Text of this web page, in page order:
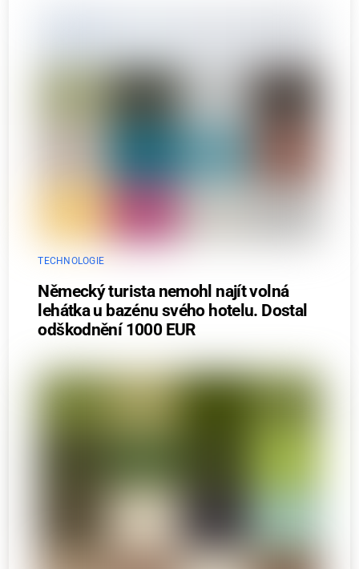
TECHNOLOGIE
Německý turista nemohl najít volná
lehátka u bazénu svého hotelu. Dostal
odškodnění 1000 EUR